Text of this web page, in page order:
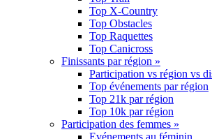
Top X-Country
Top Obstacles
Top Raquettes
Top Canicross
Finissants par région »
Participation vs région vs
Top événements par région
Top 21k par région
Top 10k par région
Participation des femmes »
Evénements au féminin